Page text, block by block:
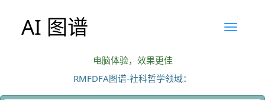
AI 图谱
电脑体验，效果更佳
RMFDFA图谱-社科哲学领域：